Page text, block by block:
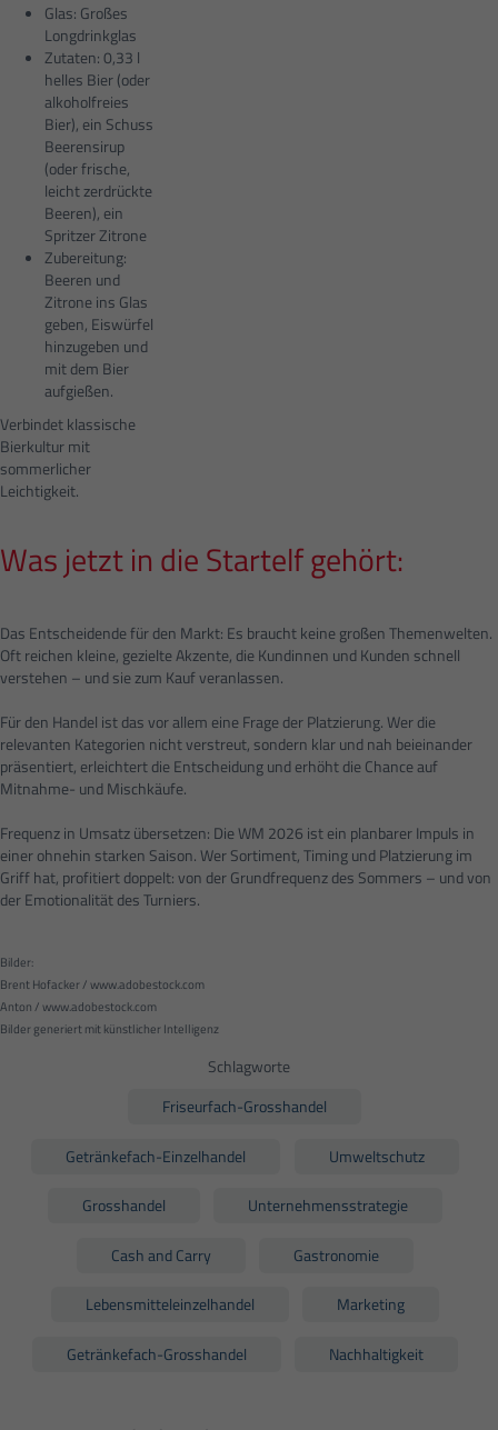
Glas: Großes
Longdrinkglas
Zutaten: 0,33 l
helles Bier (oder
alkoholfreies
Bier), ein Schuss
Beerensirup
(oder frische,
leicht zerdrückte
Beeren), ein
Spritzer Zitrone
Zubereitung:
Beeren und
Zitrone ins Glas
geben, Eiswürfel
hinzugeben und
mit dem Bier
aufgießen.
Verbindet klassische
Bierkultur mit
sommerlicher
Leichtigkeit.
Was jetzt in die Startelf gehört:
Das Entscheidende für den Markt: Es braucht keine großen Themenwelten.
Oft reichen kleine, gezielte Akzente, die Kundinnen und Kunden schnell
verstehen – und sie zum Kauf veranlassen.
Für den Handel ist das vor allem eine Frage der Platzierung. Wer die
relevanten Kategorien nicht verstreut, sondern klar und nah beieinander
präsentiert, erleichtert die Entscheidung und erhöht die Chance auf
Mitnahme- und Mischkäufe.
Frequenz in Umsatz übersetzen: Die WM 2026 ist ein planbarer Impuls in
einer ohnehin starken Saison. Wer Sortiment, Timing und Platzierung im
Griff hat, profitiert doppelt: von der Grundfrequenz des Sommers – und von
der Emotionalität des Turniers.
Bilder:
Brent Hofacker / www.adobestock.com
Anton / www.adobestock.com
Bilder generiert mit künstlicher Intelligenz
Schlagworte
Friseurfach-Grosshandel
Getränkefach-Einzelhandel Umweltschutz
Grosshandel Unternehmensstrategie
Cash and Carry Gastronomie
Lebensmitteleinzelhandel Marketing
Getränkefach-Grosshandel Nachhaltigkeit